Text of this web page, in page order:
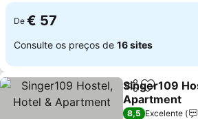
De € 57
Consulte os preços de 16 sites
PartilharAdicionar
Singer109
Apartment
8,5 Excelente